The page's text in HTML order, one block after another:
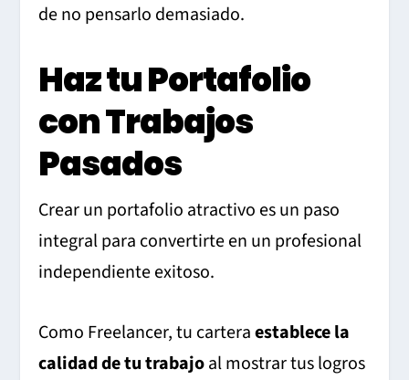
de no pensarlo demasiado.
Haz tu Portafolio
con Trabajos
Pasados
Crear un portafolio atractivo es un paso
integral para convertirte en un profesional
independiente exitoso.
Como Freelancer, tu carteraestablece la
calidad de tu trabajoal mostrar tus logros